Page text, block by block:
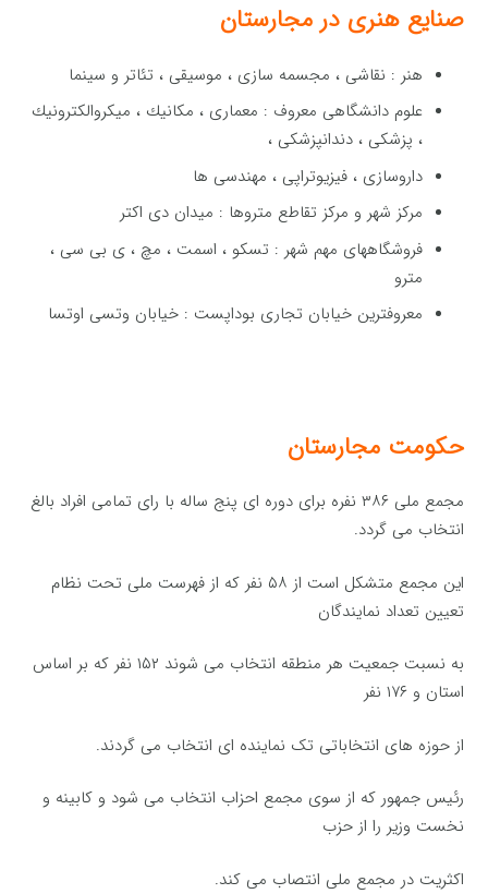
صنایع هنری درمجارستان
هنر : نقاشی ، مجسمه سازی ، موسیقی ، تئاتر و سینما
علوم دانشگاهی معروف : معماری ، مكانیك ، میكروالكترونیك
، پزشکی ، دندانپزشكی ،
داروسازی ، فیزیوتراپی ، مهندسی ها
مركز شهر و مركز تقاطع متروها : میدان دی اكتر
فروشگاههای مهم شهر : تسكو ، اسمت ، مچ ، ی بی سی ،
مترو
معروفترین خیابان تجاری بوداپست : خیابان وتسی اوتسا
حکومتمجارستان
مجمع ملی ۳۸۶ نفره برای دوره ای پنج ساله با رای تمامی افراد بالغ
انتخاب می گردد.
این مجمع متشکل است از ۵۸ نفر که از فهرست ملی تحت نظام
تعیین تعداد نمایندگان
به نسبت جمعیت هر منطقه انتخاب می شوند ۱۵۲ نفر که بر اساس
استان و ۱۷۶ نفر
از حوزه های انتخاباتی تک نماینده ای انتخاب می گردند.
رئیس جمهور که از سوی مجمع احزاب انتخاب می شود و کابینه و
نخست وزیر را از حزب
اکثریت در مجمع ملی انتصاب می کند.